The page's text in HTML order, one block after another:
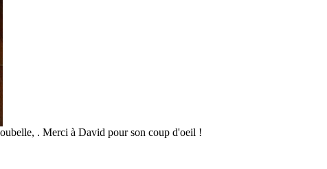
. Merci à David pour son coup d'oeil !